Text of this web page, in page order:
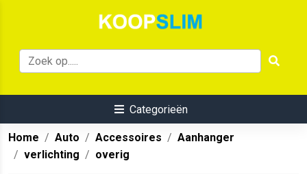
Categorieën
Home Auto Accessoires
Aanhanger
verlichting
overig